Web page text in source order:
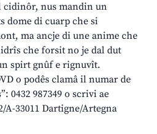
cidinôr, nus mandin un
dome di cuarp che si
ma ancje di une anime che
che forsit no je dal dut
spirt gnûf e rignuvît.
o podês clamâ il numar de
0432 987349 o scrivi ae
33011 Dartigne/Artegna